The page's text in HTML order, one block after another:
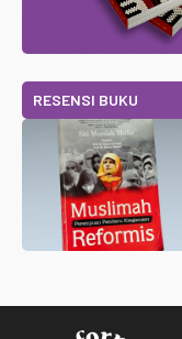
RESENSI BUKU